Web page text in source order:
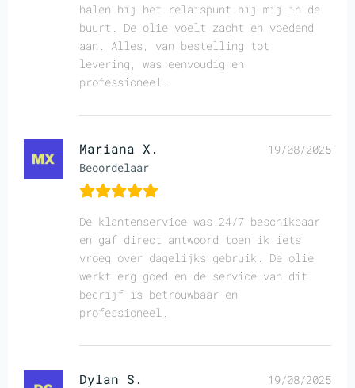
halen bij het relaispunt bij mij in de
buurt. De olie voelt zacht en voedend
aan. Alles, van bestelling tot
levering, was eenvoudig en
professioneel.
Mariana X.
Beoordelaar
19/08/2025
De klantenservice was 24/7 beschikbaar
en gaf direct antwoord toen ik iets
vroeg over dagelijks gebruik. De olie
werkt erg goed en de service van dit
bedrijf is betrouwbaar en
professioneel.
Dylan S. 19/08/2025